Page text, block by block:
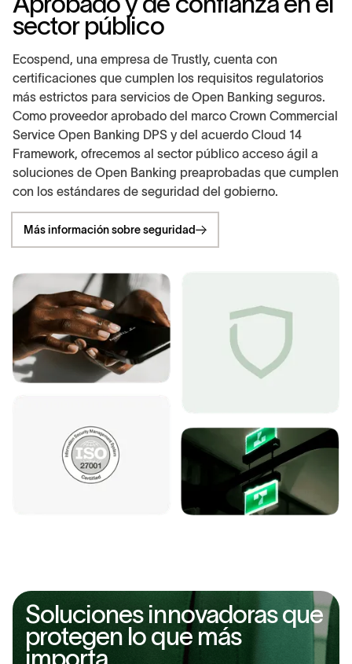
sector público
Ecospend, una empresa de Trustly, cuenta con
certificaciones que cumplen los requisitos regulatorios
más estrictos para servicios de Open Banking seguros.
Como proveedor aprobado del marco Crown Commercial
Service Open Banking DPS y del acuerdo Cloud 14
Framework, ofrecemos al sector público acceso ágil a
soluciones de Open Banking preaprobadas que cumplen
con los estándares de seguridad del gobierno.
Más información sobre seguridad
Soluciones innovadoras que
protegen lo que más
importa